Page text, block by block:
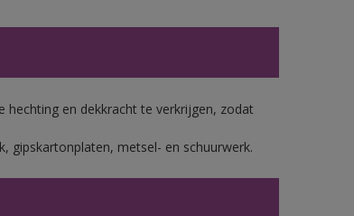
hechting en dekkracht te verkrijgen, zodat
gipskartonplaten, metsel- en schuurwerk.